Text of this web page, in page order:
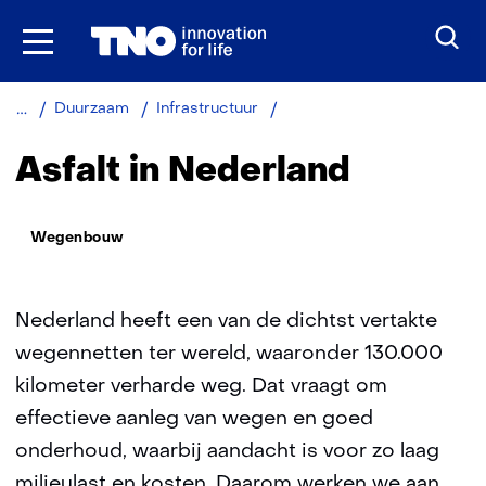
Ga
Duurzaam Infrastructuur
Asfalt in Nederland
Thema:
Wegenbouw
Nederland heeft een van de dichtst vertakte
wegennetten ter wereld, waaronder 130.000
kilometer verharde weg. Dat vraagt om
effectieve aanleg van wegen en goed
onderhoud, waarbij aandacht is voor zo laag